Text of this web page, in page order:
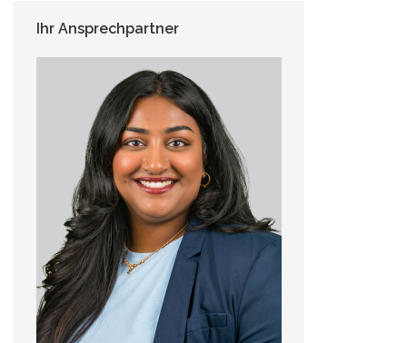
Ihr Ansprechpartner